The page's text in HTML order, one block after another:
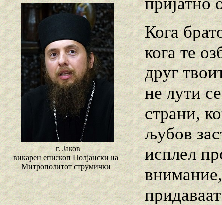
г. Јаков
викарен епископ Полјански на
Митрополитот струмички
Кога
кога те
друг
не лути
страни,
љубов
исплел